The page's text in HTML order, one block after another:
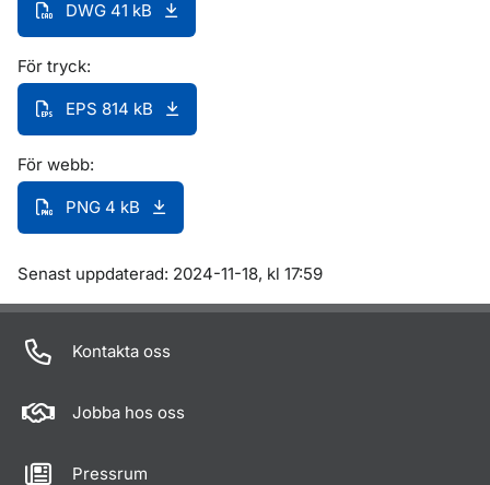
DWG 41 kB
För tryck:
EPS 814 kB
För webb:
PNG 4 kB
Om sidan
Senast uppdaterad: 2024-11-18, kl 17:59
Kontakta oss
Jobba hos oss
Pressrum